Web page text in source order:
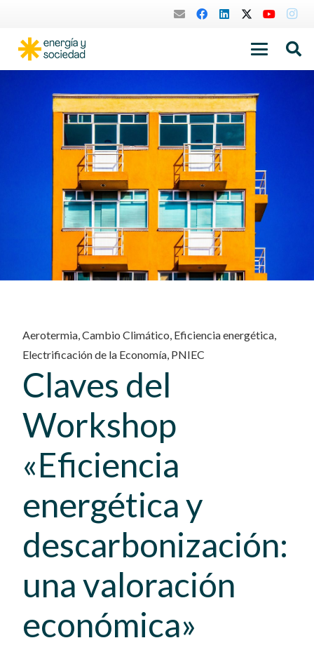
Aerotermia,Cambio Climático, Eficiencia energética,
Electrificación de la Economía, PNIEC
Claves del
Workshop
«Eficiencia
energética y
descarbonización:
una valoración
económica»